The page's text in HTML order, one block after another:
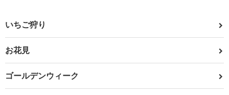
いちご狩り
お花見
ゴールデンウィーク